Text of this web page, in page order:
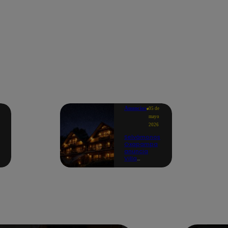
Anuncios 05 de
mayo
2026
Selvámonos
Oxapampa
anuncia
Villa